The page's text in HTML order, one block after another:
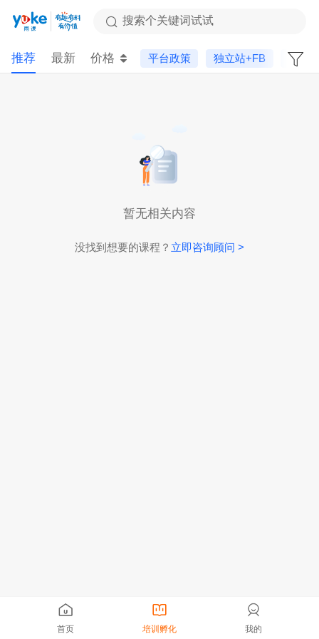
搜索个关键词试试
推荐 最新 价格 平台政策 独立站+FB 新手
暂无相关内容
没找到想要的课程？ 立即咨询顾问 >
首页 培训孵化 我的